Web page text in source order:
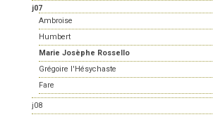
j07
Ambroise
Humbert
Marie Josèphe Rossello
Grégoire l'Hésychaste
Fare
j08